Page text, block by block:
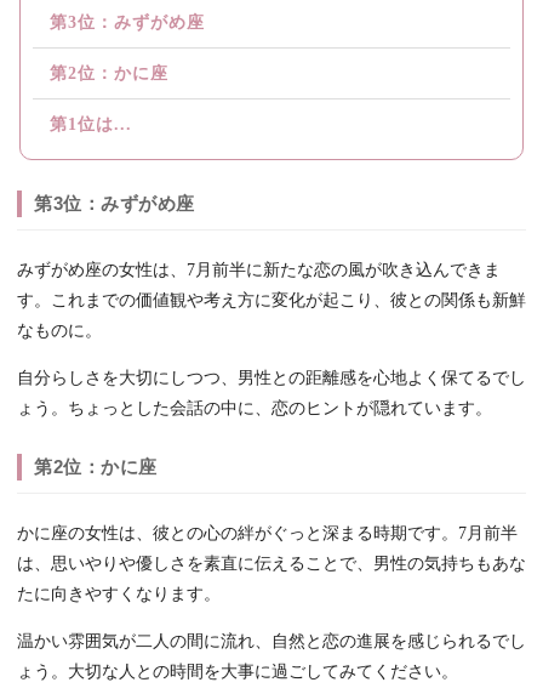
第3位：みずがめ座
第2位：かに座
第1位は...
第3位：みずがめ座
みずがめ座の女性は、7月前半に新たな恋の風が吹き込んできま
す。これまでの価値観や考え方に変化が起こり、彼との関係も新鮮
なものに。
自分らしさを大切にしつつ、男性との距離感を心地よく保てるでし
ょう。ちょっとした会話の中に、恋のヒントが隠れています。
第2位：かに座
かに座の女性は、彼との心の絆がぐっと深まる時期です。7月前半
は、思いやりや優しさを素直に伝えることで、男性の気持ちもあな
たに向きやすくなります。
温かい雰囲気が二人の間に流れ、自然と恋の進展を感じられるでし
ょう。大切な人との時間を大事に過ごしてみてください。